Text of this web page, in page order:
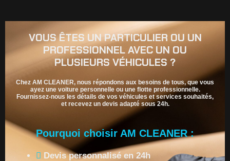
VOUS ÊTES UN PARTICULIER OU UN
PROFESSIONNEL AVEC UN OU
PLUSIEURS VÉHICULES ?
Chez AM CLEANER, nous répondons aux besoins de tous, que vous
ayez une voiture personnelle ou une flotte professionnelle.
Fournissez-nous les détails de vos véhicules et services souhaités,
et recevez un devis adapté sous 24h.
Pourquoi choisir AM CLEANER :
Devis personnalisé en 24h